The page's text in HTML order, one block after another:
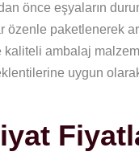
önce eşyaların
paketlenerek
ambalaj
uygun